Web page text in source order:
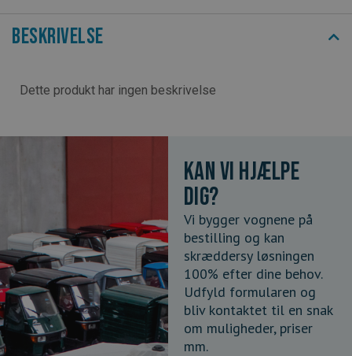
Beskrivelse
Dette produkt har ingen beskrivelse
Kan vi hjælpe
dig?
Vi bygger vognene på
bestilling og kan
skræddersy løsningen
100% efter dine behov.
Udfyld formularen og
bliv kontaktet til en snak
om muligheder, priser
mm.